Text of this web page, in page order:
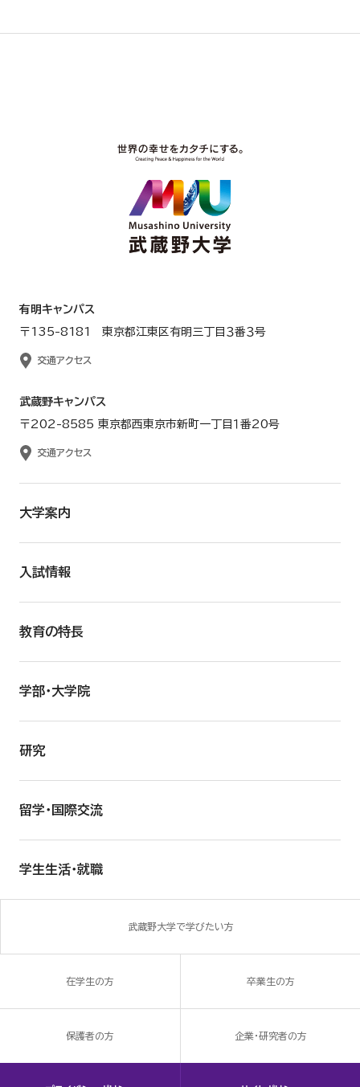
有明キャンパス
〒135-8181 東京都江東区有明三丁目３番３号
交通アクセス
武蔵野キャンパス
〒202-8585 東京都西東京市新町一丁目１番20号
交通アクセス
大学案内
入試情報
教育の特長
学部・大学院
研究
留学・国際交流
学生生活・就職
武蔵野大学で学びたい方
在学生の方 卒業生の方
保護者の方 企業・研究者の方